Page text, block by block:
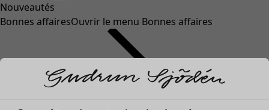
Nouveautés
Bonnes affairesOuvrir le menu Bonnes affaires